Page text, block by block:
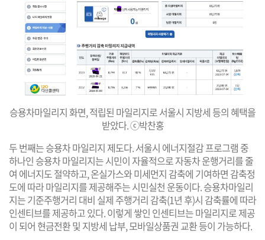
승용차마일리지 화면, 적립된 마일리지로 서울시 지방세 등의 혜택을
받았다. ⓒ박찬홍
두 번째는 승용차 마일리지 제도다. 서울시 에너지절감 프로그램 중
하나인 승용차 마일리지는 시민이 자율적으로 자동차 운행거리를 줄
여 에너지도 절약하고, 온실가스와 미세먼지 감축에 기여하면 감축정
도에 따라 마일리지를 제공해주는 시민실천 운동이다. 승용차마일리
지는 기준주행거리 대비 실제 주행거리 감축(1년 후)시 감축률에 따라
인센티브를 제공하고 있다. 이렇게 쌓인 인센티브는 마일리지로 제공
이 되어 현금전환 및 지방세 납부, 모바일상품권 교환 등이 가능하다.